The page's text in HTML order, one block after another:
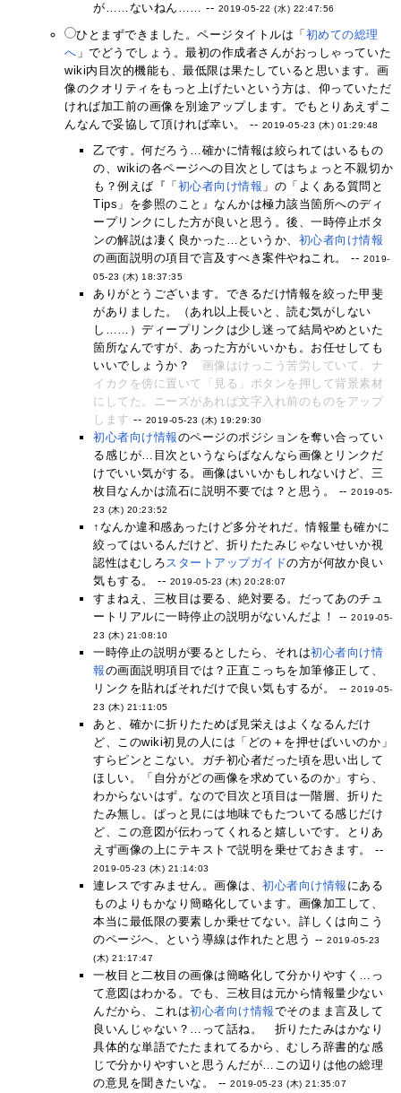
が……ないねん…… -- 2019-05-22 (水) 22:47:56
ひとまずできました。ページタイトルは「 初めての総理
へ 」でどうでしょう。最初の作成者さんがおっしゃっていた
wiki内目次的機能も、最低限は果たしていると思います。画
像のクオリティをもっと上げたいという方は、仰っていただ
ければ加工前の画像を別途アップします。でもとりあえずこ
んなんで妥協して頂ければ幸い。 -- 2019-05-23 (木) 01:29:48
乙です。何だろう…確かに情報は絞られてはいるもの
の、wikiの各ページへの目次としてはちょっと不親切か
も？例えば『「 初心者向け情報 」の「よくある質問と
Tips」を参照のこと』なんかは極力該当箇所へのディ
ープリンクにした方が良いと思う。後、一時停止ボタ
ンの解説は凄く良かった…というか、 初心者向け情報
の画面説明の項目で言及すべき案件やねこれ。 -- 2019-
05-23 (木) 18:37:35
ありがとうございます。できるだけ情報を絞った甲斐
がありました。（あれ以上長いと、読む気がしない
し……）ディープリンクは少し迷って結局やめといた
箇所なんですが、あった方がいいかも。お任せしても
いいでしょうか？
画像はけっこう苦労していて、ナ
イカクを傍に置いて「見る」ボタンを押して背景素材
にしてた。ニーズがあれば文字入れ前のものをアップ
します -- 2019-05-23 (木) 19:29:30
初心者向け情報のページのポジションを奪い合ってい
る感じが…目次というならばなんなら画像とリンクだ
けでいい気がする。画像はいいかもしれないけど、三
枚目なんかは流石に説明不要では？と思う。 --2019-05-
23 (木) 20:23:52
↑なんか違和感あったけど多分それだ。情報量も確かに
絞ってはいるんだけど、折りたたみじゃないせいか視
認性はむしろスタートアップガイドの方が何故か良い
気もする。 -- 2019-05-23 (木) 20:28:07
すまねえ、三枚目は要る、絶対要る。だってあのチュ
ートリアルに一時停止の説明がないんだよ！ --2019-05-
23 (木) 21:08:10
一時停止の説明が要るとしたら、それは初心者向け情
報の画面説明項目では？正直こっちを加筆修正して、
リンクを貼ればそれだけで良い気もするが。 --2019-05-
23 (木) 21:11:05
あと、確かに折りたためば見栄えはよくなるんだけ
ど、このwiki初見の人には「どの＋を押せばいいのか」
すらピンとこない。ガチ初心者だった頃を思い出して
ほしい。「自分がどの画像を求めているのか」すら、
わからないはず。なので目次と項目は一階層、折りた
たみ無し。ぱっと見には地味でもたついてる感じだけ
ど、この意図が伝わってくれると嬉しいです。とりあ
えず画像の上にテキストで説明を乗せておきます。 --
2019-05-23 (木) 21:14:03
連レスですみません。画像は、初心者向け情報 にある
ものよりもかなり簡略化しています。画像加工して、
本当に最低限の要素しか乗せてない。詳しくは向こう
のページへ、という導線は作れたと思う --2019-05-23
(木) 21:17:47
一枚目と二枚目の画像は簡略化して分かりやすく…っ
て意図はわかる。でも、三枚目は元から情報量少ない
んだから、これは初心者向け情報でそのまま言及して
良いんじゃない？…って話ね。 折りたたみはかなり
具体的な単語でたたまれてるから、むしろ辞書的な感
じで分かりやすいと思うんだが…この辺りは他の総理
の意見を聞きたいな。 --2019-05-23 (木) 21:35:07